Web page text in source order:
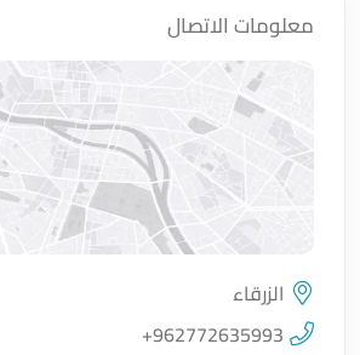
معلومات الاتصال
اضغط لتحميل الموقع
الزرقاء
+962772635993